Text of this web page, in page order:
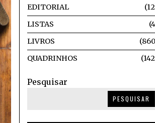
EDITORIAL
12
LISTAS
4
LIVROS
860
QUADRINHOS
142
Pesquisar
PESQUISAR